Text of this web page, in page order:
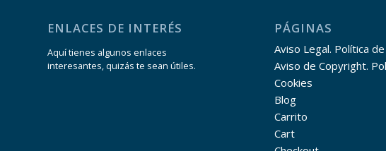
ENLACES DE INTERÉS
Aquí tienes algunos enlaces
interesantes, quizás te sean útiles.
PÁGINAS
Aviso Legal. Política
Aviso de Copyright.
Cookies
Blog
Carrito
Cart